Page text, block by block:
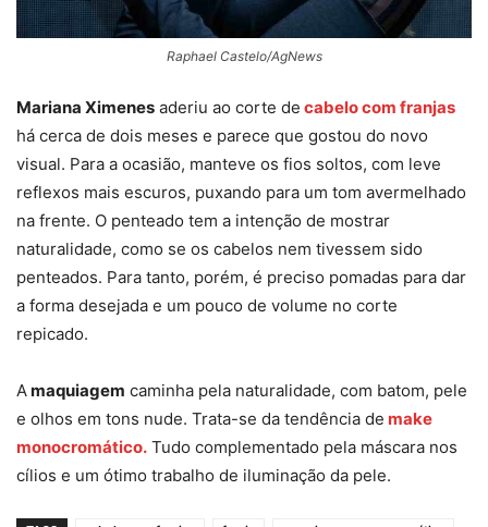
Raphael Castelo/AgNews
Mariana Ximenes aderiu ao corte de cabelo com franjas
há cerca de dois meses e parece que gostou do novo
visual. Para a ocasião, manteve os fios soltos, com leve
reflexos mais escuros, puxando para um tom avermelhado
na frente. O penteado tem a intenção de mostrar
naturalidade, como se os cabelos nem tivessem sido
penteados. Para tanto, porém, é preciso pomadas para dar
a forma desejada e um pouco de volume no corte
repicado.
Amaquiagem caminha pela naturalidade, com batom, pele
e olhos em tons nude. Trata-se da tendência de make
monocromático. Tudo complementado pela máscara nos
cílios e um ótimo trabalho de iluminação da pele.